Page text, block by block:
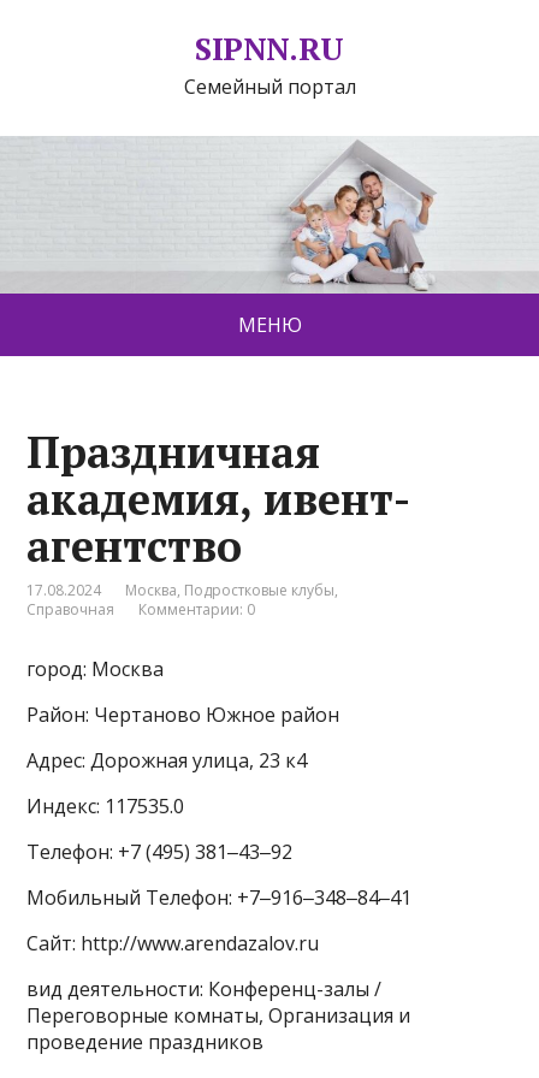
SIPNN.RU
Семейный портал
МЕНЮ
Праздничная
академия, ивент-
агентство
17.08.2024 Москва, Подростковые клубы,
Справочная
Комментарии: 0
город: Москва
Район: Чертаново Южное район
Адрес: Дорожная улица, 23 к4
Индекс: 117535.0
Телефон: +7 (495) 381‒43‒92
Мобильный Телефон: +7‒916‒348‒84‒41
Сайт: http://www.arendazalov.ru
вид деятельности: Конференц-залы /
Переговорные комнаты, Организация и
проведение праздников